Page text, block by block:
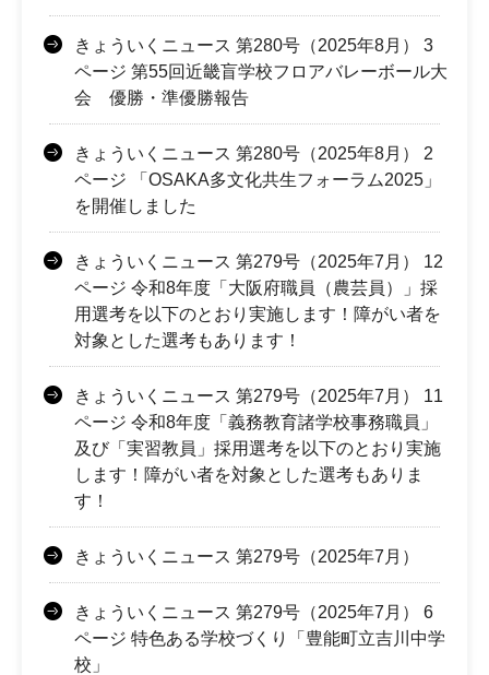
きょういくニュース 第280号（2025年8月） 3
ページ 第55回近畿盲学校フロアバレーボール大
会 優勝・準優勝報告
きょういくニュース 第280号（2025年8月） 2
ページ 「OSAKA多文化共生フォーラム2025」
を開催しました
きょういくニュース 第279号（2025年7月） 12
ページ 令和8年度「大阪府職員（農芸員）」採
用選考を以下のとおり実施します！障がい者を
対象とした選考もあります！
きょういくニュース 第279号（2025年7月） 11
ページ 令和8年度「義務教育諸学校事務職員」
及び「実習教員」採用選考を以下のとおり実施
します！障がい者を対象とした選考もありま
す！
きょういくニュース 第279号（2025年7月）
きょういくニュース 第279号（2025年7月） 6
ページ 特色ある学校づくり「豊能町立吉川中学
校」